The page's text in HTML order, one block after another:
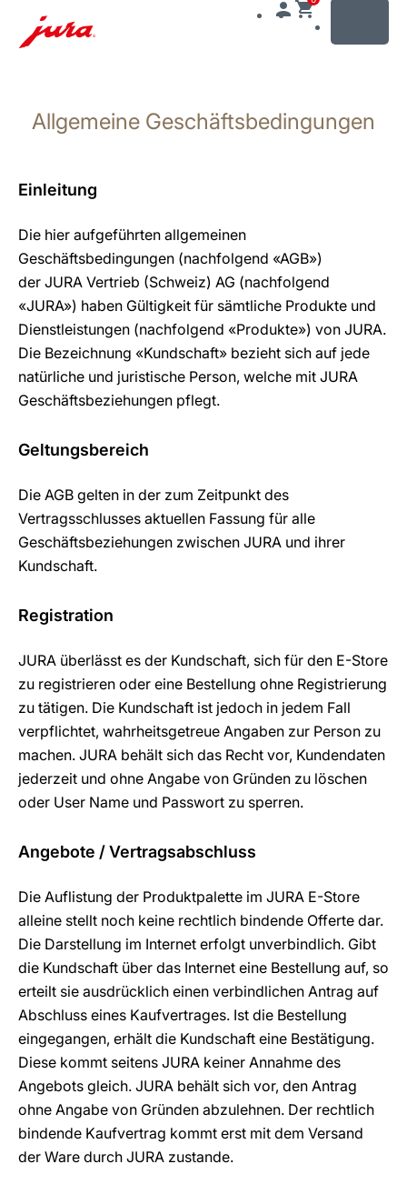
wechseln
wechseln
Allgemeine Geschäftsbedingungen
Einleitung
Die hier aufgeführten allgemeinen
Geschäftsbedingungen (nachfolgend «AGB»)
der JURA Vertrieb (Schweiz) AG (nachfolgend
«JURA») haben Gültigkeit für sämtliche Produkte und
Dienstleistungen (nachfolgend «Produkte») von JURA.
Die Bezeichnung «Kundschaft» bezieht sich auf jede
natürliche und juristische Person, welche mit JURA
Geschäftsbeziehungen pflegt.
Geltungsbereich
Die AGB gelten in der zum Zeitpunkt des
Vertragsschlusses aktuellen Fassung für alle
Geschäftsbeziehungen zwischen JURA und ihrer
Kundschaft.
Registration
JURA überlässt es der Kundschaft, sich für den E-Store
zu registrieren oder eine Bestellung ohne Registrierung
zu tätigen. Die Kundschaft ist jedoch in jedem Fall
verpflichtet, wahrheitsgetreue Angaben zur Person zu
machen. JURA behält sich das Recht vor, Kundendaten
jederzeit und ohne Angabe von Gründen zu löschen
oder User Name und Passwort zu sperren.
Angebote / Vertragsabschluss
Die Auflistung der Produktpalette im JURA E-Store
alleine stellt noch keine rechtlich bindende Offerte dar.
Die Darstellung im Internet erfolgt unverbindlich. Gibt
die Kundschaft über das Internet eine Bestellung auf, so
erteilt sie ausdrücklich einen verbindlichen Antrag auf
Abschluss eines Kaufvertrages. Ist die Bestellung
eingegangen, erhält die Kundschaft eine Bestätigung.
Diese kommt seitens JURA keiner Annahme des
Angebots gleich. JURA behält sich vor, den Antrag
ohne Angabe von Gründen abzulehnen. Der rechtlich
bindende Kaufvertrag kommt erst mit dem Versand
der Ware durch JURA zustande.